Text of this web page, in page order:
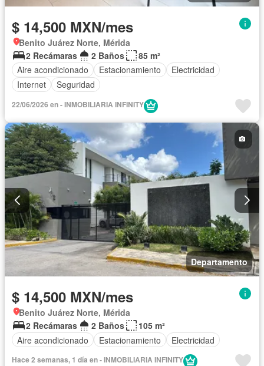
$ 14,500 MXN/mes
Benito Juárez Norte, Mérida
2 Recámaras
2 Baños
85 m²
Aire acondicionado
Estacionamiento
Electricidad
Internet
Seguridad
22/06/2026 en - INMOBILIARIA INFINITY
Departamento
$ 14,500 MXN/mes
Benito Juárez Norte, Mérida
2 Recámaras
2 Baños
105 m²
Aire acondicionado
Estacionamiento Electricidad
Hace 2 semanas, 1 día en - INMOBILIARIA INFINITY